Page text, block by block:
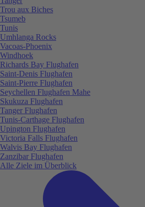
Trou aux Biches
Tsumeb
Tunis
Umhlanga Rocks
Vacoas-Phoenix
Windhoek
Richards Bay Flughafen
Saint-Denis Flughafen
Saint-Pierre Flughafen
Seychellen Flughafen Mahe
Skukuza Flughafen
Tanger Flughafen
Tunis-Carthage Flughafen
Upington Flughafen
Victoria Falls Flughafen
Walvis Bay Flughafen
Zanzibar Flughafen
Alle Ziele im Überblick